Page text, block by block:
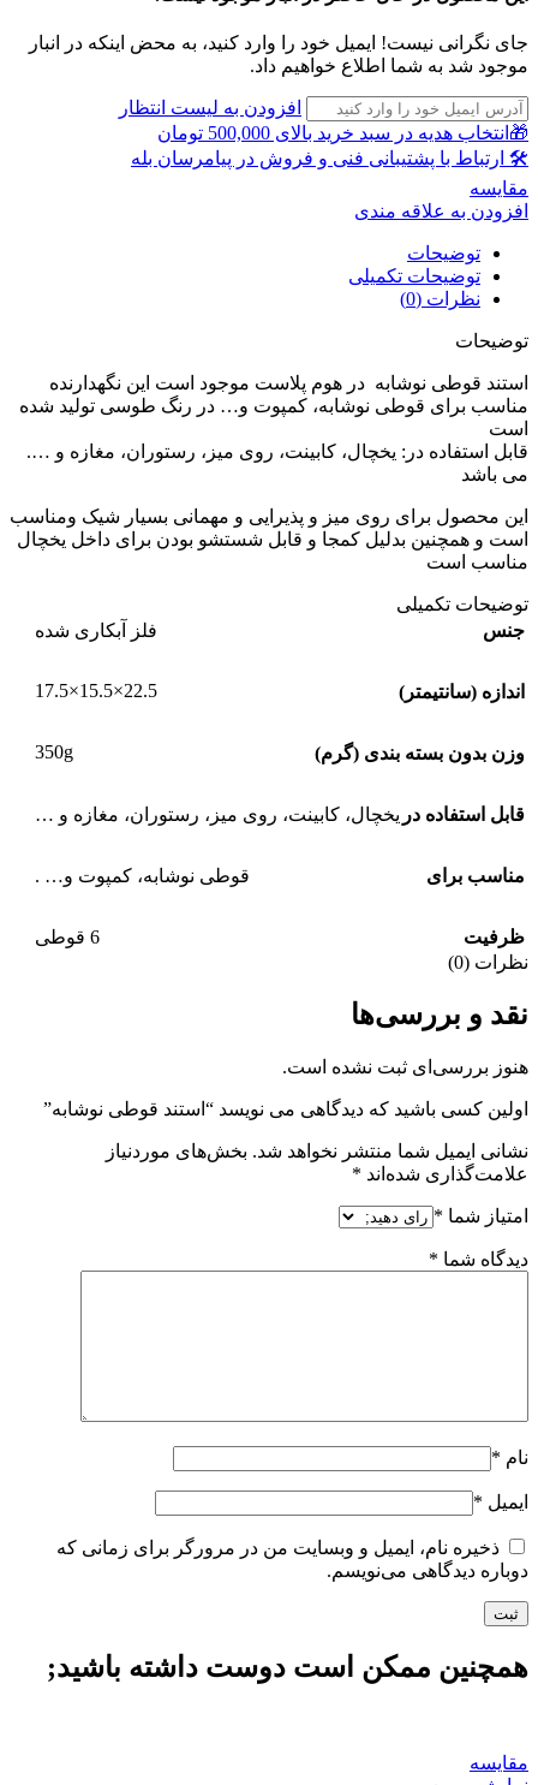
جای نگرانی نیست! ایمیل خود را وارد کنید، به محض اینکه در انبار
موجود شد به شما اطلاع خواهیم داد.
افزودن به لیست انتظار
🎁انتخاب هدیه در سبد خرید بالای 500,000 تومان
🛠 ارتباط با پشتیبانی فنی و فروش در پیامرسان بله
مقايسه
افزودن به علاقه مندی
توضیحات
توضیحات تکمیلی
نظرات (0)
توضیحات
استند قوطی نوشابه در هوم پلاست موجود است این نگهدارنده
مناسب برای قوطی نوشابه، کمپوت و… در رنگ طوسی تولید شده
است
قابل استفاده در: یخچال، کابینت، روی میز، رستوران، مغازه و ….
می باشد
این محصول برای روی میز و پذیرایی و مهمانی بسیار شیک ومناسب
است و همچنین بدلیل کمجا و قابل شستشو بودن برای داخل یخچال
مناسب است
توضیحات تکمیلی
جنس
فلز آبکاری شده
اندازه (سانتیمتر) 22.5×15.5×17.5
وزن بدون بسته بندی (گرم) 350g
قابل استفاده در یخچال، کابینت، روی میز، رستوران، مغازه و …
مناسب برای قوطی نوشابه، کمپوت و… .
ظرفیت
6 قوطی
نظرات (0)
نقد و بررسی‌ها
هنوز بررسی‌ای ثبت نشده است.
اولین کسی باشید که دیدگاهی می نویسد “استند قوطی نوشابه”
نشانی ایمیل شما منتشر نخواهد شد. بخش‌های موردنیاز
علامت‌گذاری شده‌اند *
امتیاز شما *
دیدگاه شما *
نام *
ایمیل *
ذخیره نام، ایمیل و وبسایت من در مرورگر برای زمانی که
دوباره دیدگاهی می‌نویسم.
همچنین ممکن است دوست داشته باشید;
مقايسه